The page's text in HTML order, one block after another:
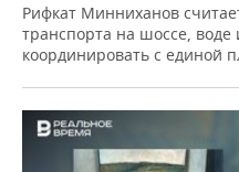
Рифкат Минниханов
транспорта на шоссе, воде
координировать с единой